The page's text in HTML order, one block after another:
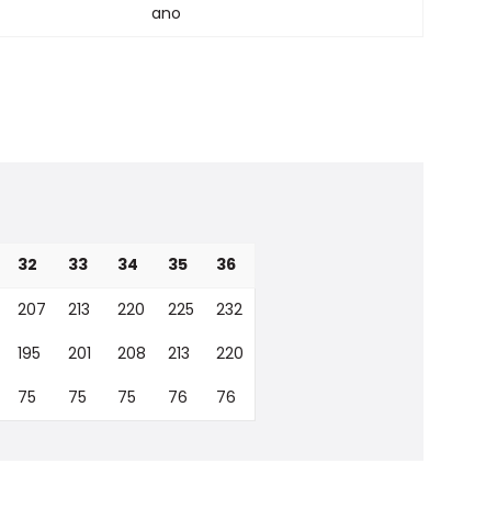
ano
32 33 34 35 36
207 213 220 225
232
195 201 208 213
220
75 75 75 76 76